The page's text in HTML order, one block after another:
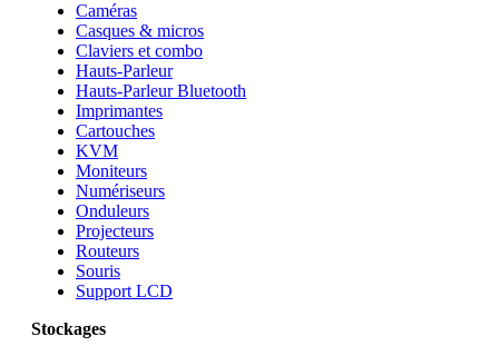
Caméras
Casques & micros
Claviers et combo
Hauts-Parleur
Hauts-Parleur Bluetooth
Imprimantes
Cartouches
KVM
Moniteurs
Numériseurs
Onduleurs
Projecteurs
Routeurs
Souris
Support LCD
Stockages